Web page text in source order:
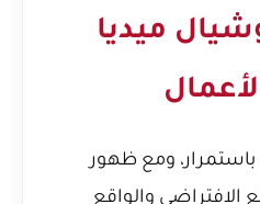
ميديا
ومع ظهور
الافتراضي والواقع